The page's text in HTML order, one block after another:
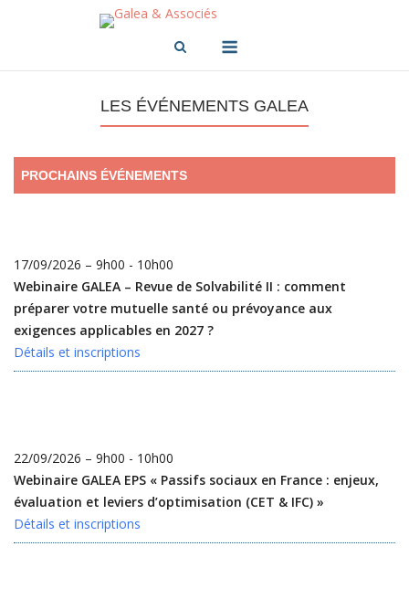
LES ÉVÉNEMENTS GALEA
PROCHAINS ÉVÉNEMENTS
17/09/2026 – 9h00 - 10h00
Webinaire GALEA – Revue de Solvabilité II : comment
préparer votre mutuelle santé ou prévoyance aux
exigences applicables en 2027 ?
Détails et inscriptions
22/09/2026 – 9h00 - 10h00
Webinaire GALEA EPS « Passifs sociaux en France : enjeux,
évaluation et leviers d’optimisation (CET & IFC) »
Détails et inscriptions